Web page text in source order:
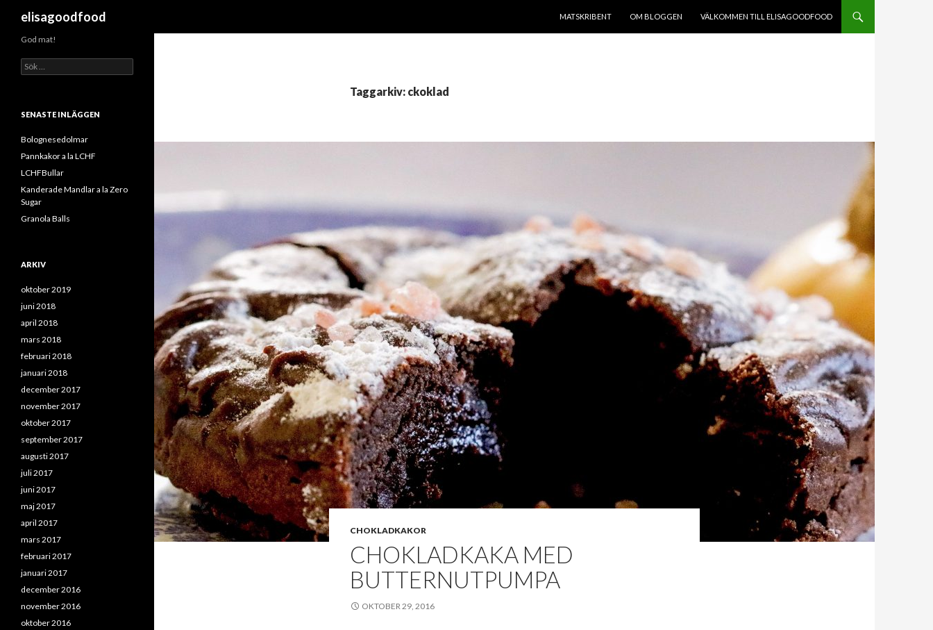
elisagoodfood
MATSKRIBENT
OM BLOGGEN VÄLKOMMEN TILL ELISAGOODFOOD
Taggarkiv: ckoklad
CHOKLADKAKOR
CHOKLADKAKA MED
BUTTERNUTPUMPA
OKTOBER 29, 2016
God mat!
ö
f
e
r
SENASTE INLÄGGEN
Bolognesedolmar
Pannkakor a la LCHF
LCHFBullar
Kanderade Mandlar a la Zero
Sugar
Granola Balls
ARKIV
oktober 2019
juni 2018
april 2018
mars 2018
februari 2018
januari 2018
december 2017
november 2017
oktober 2017
september 2017
augusti 2017
juli 2017
juni 2017
maj 2017
april 2017
mars 2017
februari 2017
januari 2017
december 2016
november 2016
oktober 2016